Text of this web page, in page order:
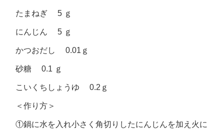
たまねぎ 5 ｇ
にんじん 5 ｇ
かつおだし 0.01ｇ
砂糖 0.1 ｇ
こいくちしょうゆ 0.2ｇ
＜作り方＞
①鍋に水を入れ小さく角切りしたにんじんを加え火に